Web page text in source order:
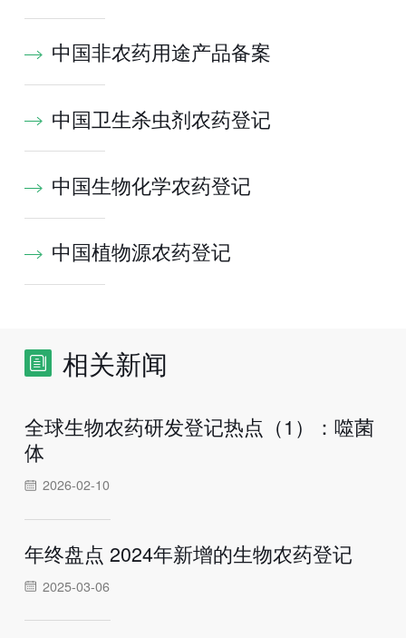
中国非农药用途产品备案
中国卫生杀虫剂农药登记
中国生物化学农药登记
中国植物源农药登记
相关新闻
全球生物农药研发登记热点（1）：噬菌
体
2026-02-10
年终盘点 2024年新增的生物农药登记
2025-03-06